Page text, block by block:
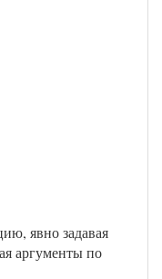
явно задавая
аргументы по